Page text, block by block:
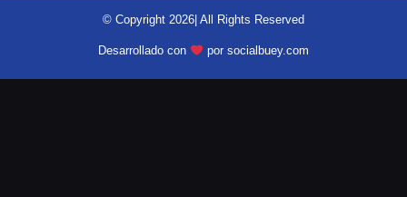
© Copyright 2026| All Rights Reserved
Desarrollado con por socialbuey.com